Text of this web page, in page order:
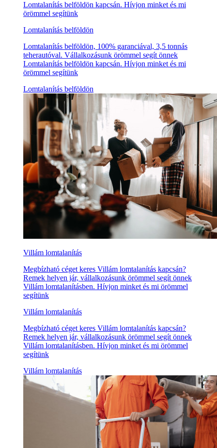
Lomtalanítás belföldön kapcsán. Hívjon minket és mi
örömmel segítünk
Lomtalanítás belföldön
Lomtalanítás belföldön, 100% garanciával, 3,5 tonnás
teherautóval. Vállalkozásunk örömmel segít önnek
Lomtalanítás belföldön kapcsán. Hívjon minket és mi
örömmel segítünk
Lomtalanítás belföldön
Villám lomtalanítás
Megbízható céget keres Villám lomtalanítás kapcsán?
Remek helyen jár, vállalkozásunk örömmel segít önnek
Villám lomtalanításben. Hívjon minket és mi örömmel
segítünk
Villám lomtalanítás
Megbízható céget keres Villám lomtalanítás kapcsán?
Remek helyen jár, vállalkozásunk örömmel segít önnek
Villám lomtalanításben. Hívjon minket és mi örömmel
segítünk
Villám lomtalanítás